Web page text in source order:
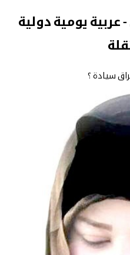
عربية يومية دولية
سيادة ؟